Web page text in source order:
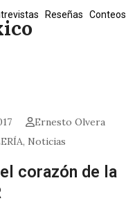
Reseñas Conteos
Ernesto Olvera
, Noticias
corazón de la